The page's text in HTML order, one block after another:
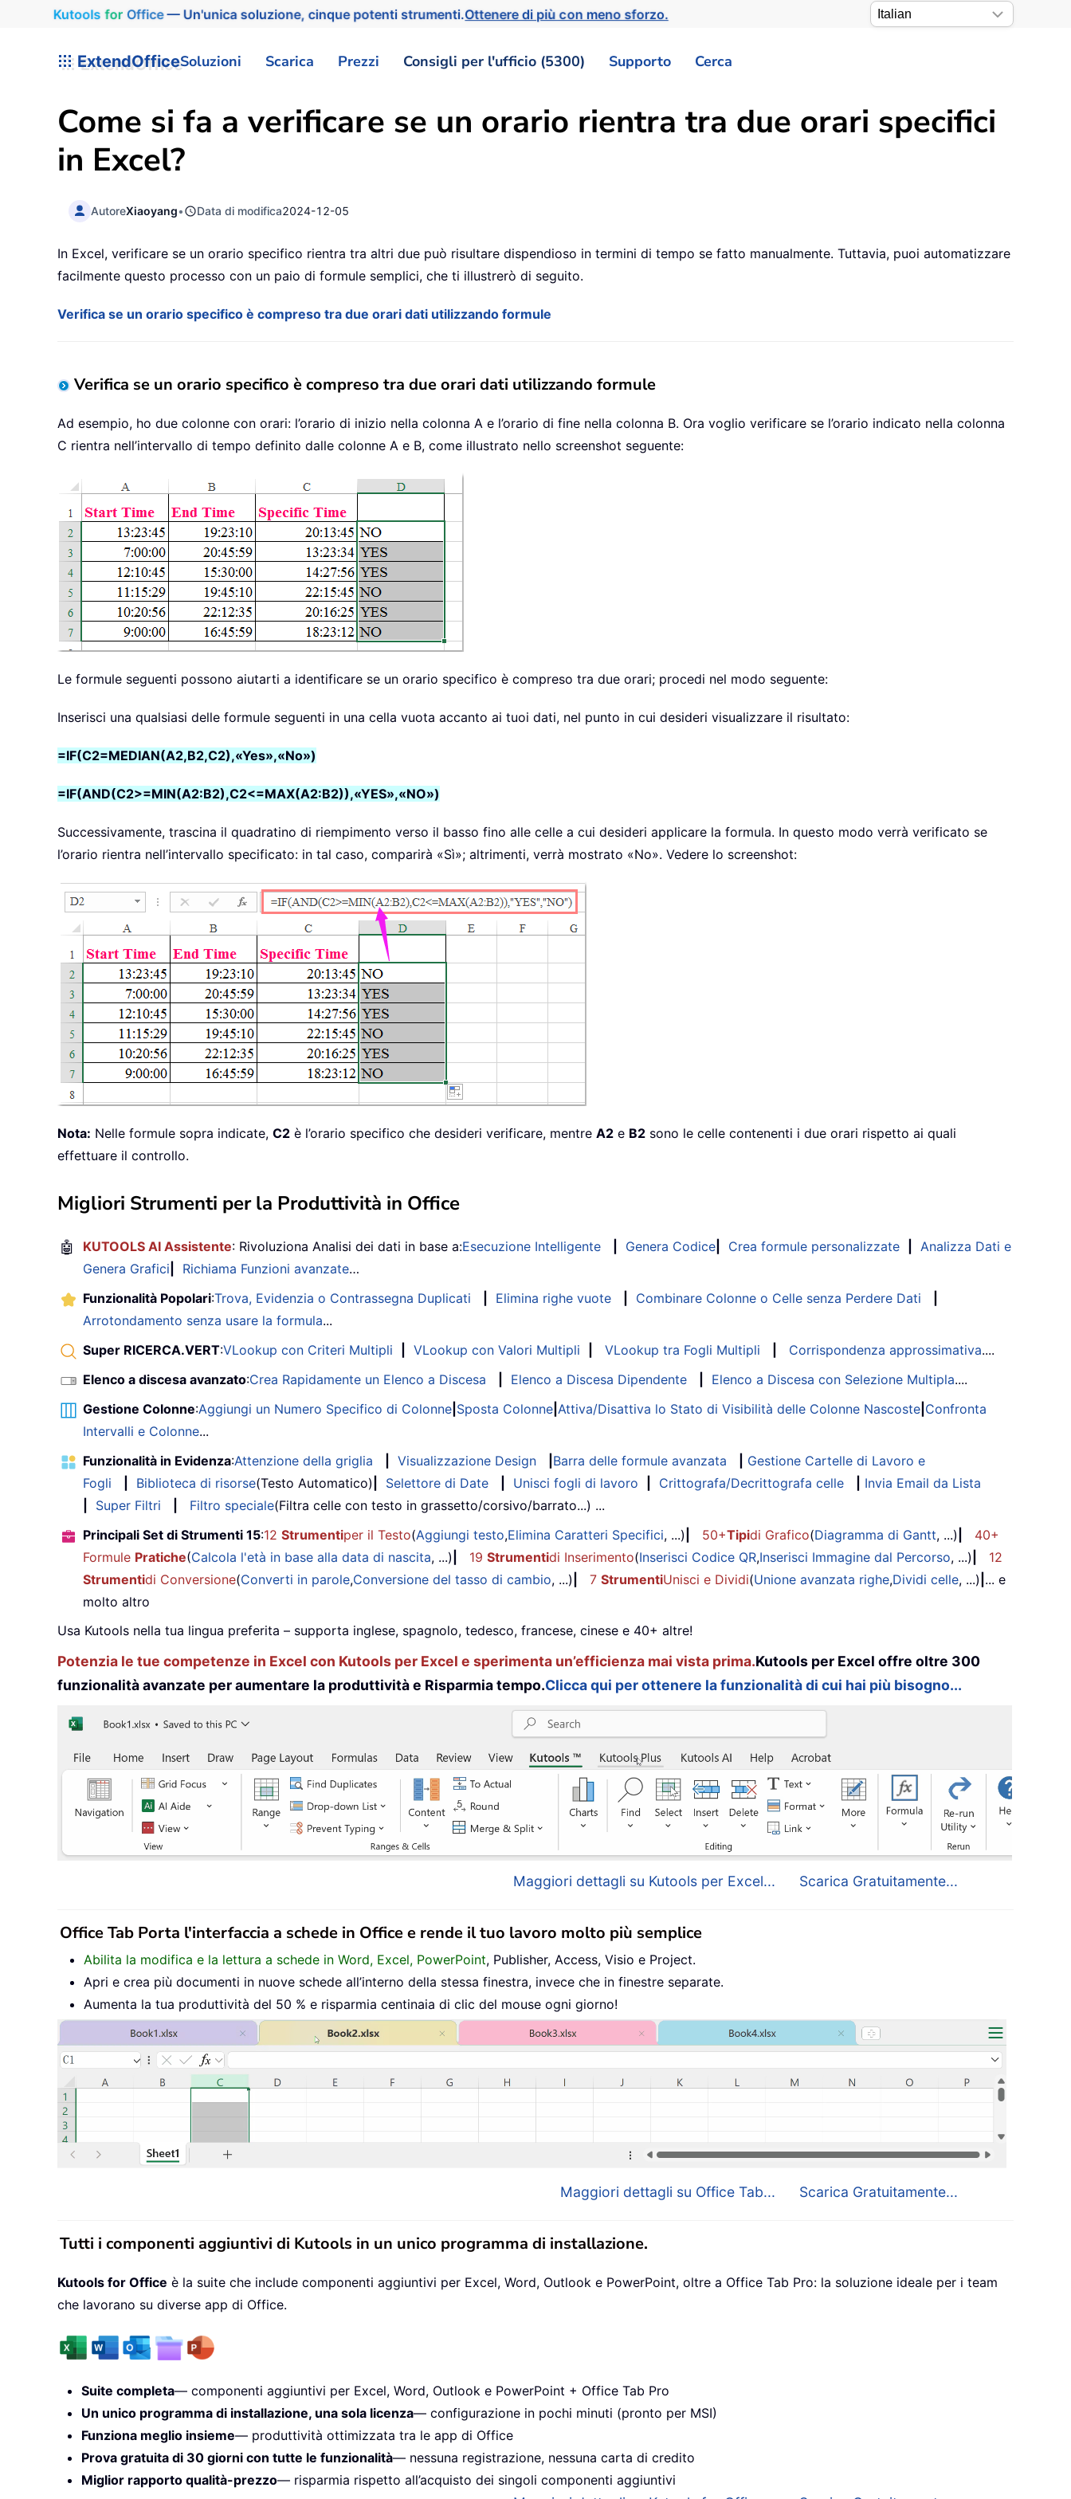
Kutools for Office— Un'unica soluzione, cinque potenti strumenti.Ottenere di più con meno sforzo.
ExtendOfficeSoluzioni Scarica Prezzi Consigli per l'ufficio (5300) Supporto Cerca
Come si fa a verificare se un orario rientra tra due orari specifici
in Excel?
AutoreXiaoyang• Data di modifica2024-12-05
In Excel, verificare se un orario specifico rientra tra altri due può risultare dispendioso in termini di tempo se fatto manualmente. Tuttavia, puoi automatizzare
facilmente questo processo con un paio di formule semplici, che ti illustrerò di seguito.
Verifica se un orario specifico è compreso tra due orari dati utilizzando formule
Verifica se un orario specifico è compreso tra due orari dati utilizzando formule
Ad esempio, ho due colonne con orari: l’orario di inizio nella colonna A e l’orario di fine nella colonna B. Ora voglio verificare se l’orario indicato nella colonna
C rientra nell’intervallo di tempo definito dalle colonne A e B, come illustrato nello screenshot seguente:
Le formule seguenti possono aiutarti a identificare se un orario specifico è compreso tra due orari; procedi nel modo seguente:
Inserisci una qualsiasi delle formule seguenti in una cella vuota accanto ai tuoi dati, nel punto in cui desideri visualizzare il risultato:
=IF(C2=MEDIAN(A2,B2,C2),«Yes»,«No»)
=IF(AND(C2>=MIN(A2:B2),C2<=MAX(A2:B2)),«YES»,«NO»)
Successivamente, trascina il quadratino di riempimento verso il basso fino alle celle a cui desideri applicare la formula. In questo modo verrà verificato se
l’orario rientra nell’intervallo specificato: in tal caso, comparirà «Sì»; altrimenti, verrà mostrato «No». Vedere lo screenshot:
Nota: Nelle formule sopra indicate, C2 è l’orario specifico che desideri verificare, mentre A2 e B2 sono le celle contenenti i due orari rispetto ai quali
effettuare il controllo.
Migliori Strumenti per la Produttività in Office
🤖 KUTOOLS AI Assistente: Rivoluziona Analisi dei dati in base a:Esecuzione Intelligente Genera Codice Crea formule personalizzate
Analizza Dati e
Genera Grafici
Richiama Funzioni avanzate…
Funzionalità Popolari:Trova, Evidenzia o Contrassegna Duplicati Elimina righe vuote Combinare Colonne o Celle senza Perdere Dati
Arrotondamento senza usare la formula...
Super RICERCA.VERT:VLookup con Criteri Multipli VLookup con Valori Multipli VLookup tra Fogli Multipli Corrispondenza approssimativa....
Elenco a discesa avanzato:Crea Rapidamente un Elenco a Discesa Elenco a Discesa Dipendente Elenco a Discesa con Selezione Multipla....
Gestione Colonne:Aggiungi un Numero Specifico di Colonne Sposta Colonne Attiva/Disattiva lo Stato di Visibilità delle Colonne Nascoste Confronta
Intervalli e Colonne...
Funzionalità in Evidenza:Attenzione della griglia Visualizzazione Design Barra delle formule avanzata
Gestione Cartelle di Lavoro e
Fogli
Biblioteca di risorse(Testo Automatico) Selettore di Date Unisci fogli di lavoro Crittografa/Decrittografa celle
Invia Email da Lista
Super Filtri Filtro speciale(Filtra celle con testo in grassetto/corsivo/barrato...) ...
Principali Set di Strumenti 15:12 Strumentiper il Testo(Aggiungi testo,Elimina Caratteri Specifici, ...) 50+Tipidi Grafico(Diagramma di Gantt, ...)
40+
Formule Pratiche(Calcola l'età in base alla data di nascita, ...) 19 Strumentidi Inserimento(Inserisci Codice QR,Inserisci Immagine dal Percorso, ...)
12
Strumentidi Conversione(Converti in parole,Conversione del tasso di cambio, ...) 7 StrumentiUnisci e Dividi(Unione avanzata righe,Dividi celle, ...) ... e
molto altro
Usa Kutools nella tua lingua preferita – supporta inglese, spagnolo, tedesco, francese, cinese e 40+ altre!
Potenzia le tue competenze in Excel con Kutools per Excel e sperimenta un’efficienza mai vista prima.Kutools per Excel offre oltre 300
funzionalità avanzate per aumentare la produttività e Risparmia tempo.Clicca qui per ottenere la funzionalità di cui hai più bisogno...
Maggiori dettagli su Kutools per Excel... Scarica Gratuitamente...
Office Tab Porta l'interfaccia a schede in Office e rende il tuo lavoro molto più semplice
Abilita la modifica e la lettura a schede in Word, Excel, PowerPoint, Publisher, Access, Visio e Project.
Apri e crea più documenti in nuove schede all’interno della stessa finestra, invece che in finestre separate.
Aumenta la tua produttività del 50 % e risparmia centinaia di clic del mouse ogni giorno!
Maggiori dettagli su Office Tab... Scarica Gratuitamente...
Tutti i componenti aggiuntivi di Kutools in un unico programma di installazione.
Kutools for Office è la suite che include componenti aggiuntivi per Excel, Word, Outlook e PowerPoint, oltre a Office Tab Pro: la soluzione ideale per i team
che lavorano su diverse app di Office.
Suite completa— componenti aggiuntivi per Excel, Word, Outlook e PowerPoint + Office Tab Pro
Un unico programma di installazione, una sola licenza— configurazione in pochi minuti (pronto per MSI)
Funziona meglio insieme— produttività ottimizzata tra le app di Office
Prova gratuita di 30 giorni con tutte le funzionalità— nessuna registrazione, nessuna carta di credito
Miglior rapporto qualità-prezzo— risparmia rispetto all’acquisto dei singoli componenti aggiuntivi